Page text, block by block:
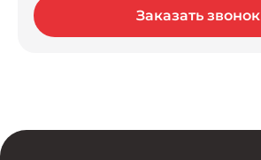
Заказать звонок